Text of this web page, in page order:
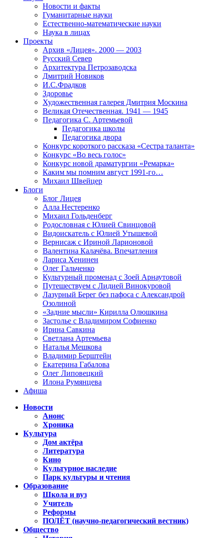
Новости и факты
Гуманитарные науки
Естественно-математические науки
Наука в лицах
Проекты
Архив «Лицея». 2000 — 2003
Русский Север
Архитектура Петрозаводска
Дмитрий Новиков
И.С.Фрадков
Здоровье
Художественная галерея Дмитрия Москина
Великая Отечественная. 1941 — 1945
Педагогика С. Артемьевой
Педагогика школы
Педагогика двора
Конкурс короткого рассказа «Сестра таланта»
Конкурс «Во весь голос»
Конкурс новой драматургии «Ремарка»
Каким мы помним август 1991-го…
Михаил Швейцер
Блоги
Блог Лицея
Алла Нестеренко
Михаил Гольденберг
Родословная с Юлией Свинцовой
Видоискатель с Юлией Утышевой
Вернисаж с Ириной Ларионовой
Валентина Калачёва. Впечатления
Лариса Хенинен
Олег Гальченко
Культурный променад с Зоей Арнаутовой
Путешествуем с Лидией Винокуровой
Лазурный Берег без пафоса с Александрой
Озолиной
«Задние мысли» Кирилла Олюшкина
Застолье с Владимиром Софиенко
Ирина Савкина
Светлана Артемьева
Наталья Мешкова
Владимир Берштейн
Екатерина Габалова
Олег Липовецкий
Илона Румянцева
Афиша
Новости
Анонс
Хроника
Культура
Дом актёра
Литература
Кино
Культурное наследие
Парк культуры и чтения
Образование
Школа и вуз
Учитель
Реформы
ПОЛЁТ (научно-педагогический вестник)
Общество